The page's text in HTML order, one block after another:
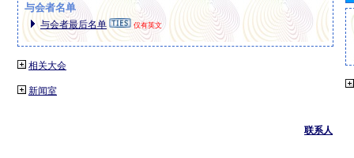
与会者名单
与会者最后名单 仅有英文
相关大会
新闻室
联系人